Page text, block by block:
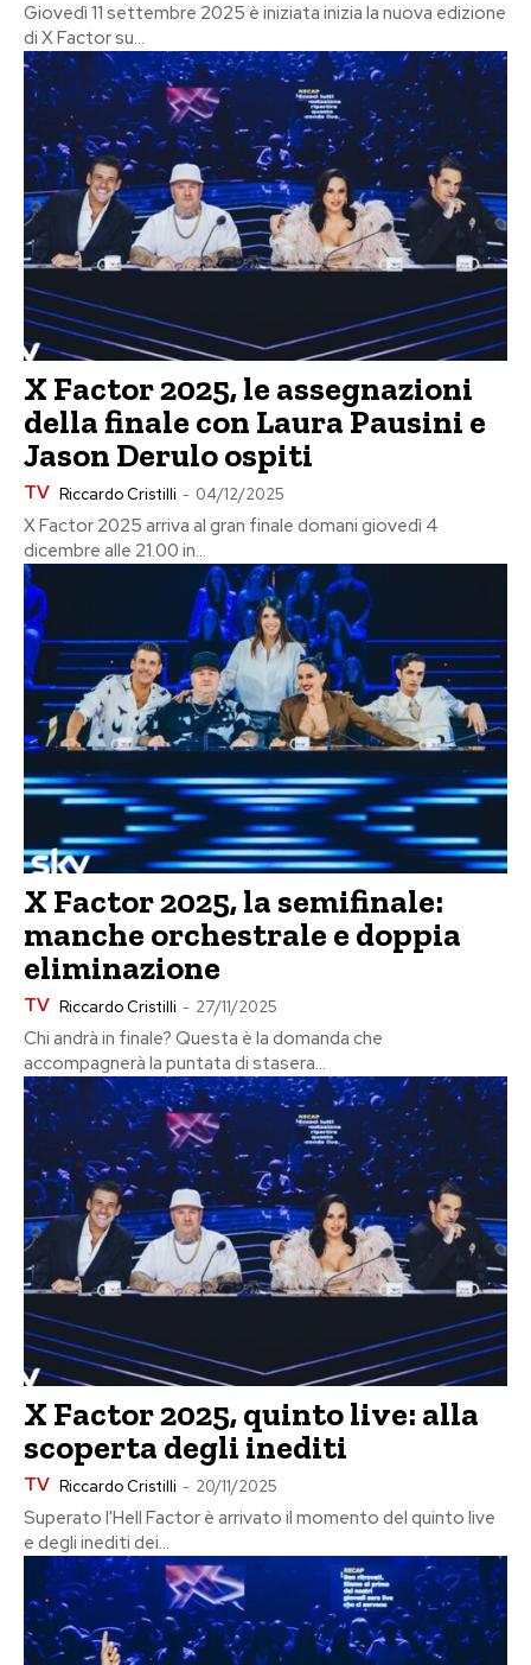
Giovedì 11 settembre 2025 è iniziata inizia la nuova edizione
di X Factor su...
X Factor 2025, le assegnazioni
della finale con Laura Pausini e
Jason Derulo ospiti
TV Riccardo Cristilli - 04/12/2025
X Factor 2025 arriva al gran finale domani giovedì 4
dicembre alle 21.00 in...
X Factor 2025, la semifinale:
manche orchestrale e doppia
eliminazione
TV Riccardo Cristilli - 27/11/2025
Chi andrà in finale? Questa è la domanda che
accompagnerà la puntata di stasera...
X Factor 2025, quinto live: alla
scoperta degli inediti
TV Riccardo Cristilli - 20/11/2025
Superato l'Hell Factor è arrivato il momento del quinto live
e degli inediti dei...